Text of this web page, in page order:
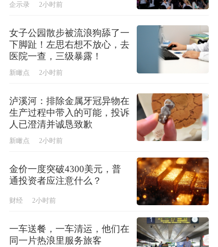
企示录 2小时前
女子公园散步被流浪狗舔了一
下脚趾！左思右想不放心，去
医院一查，三级暴露！
新瞰点 2小时前
泸溪河：排除金属牙冠异物在
生产过程中带入的可能，投诉
人已澄清并诚恳致歉
新瞰点 2小时前
金价一度突破4300美元，普
通投资者应注意什么？
财经 2小时前
一车送餐，一车清运，他们在
同一片热浪里服务旅客